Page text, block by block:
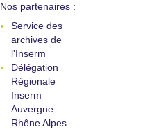
Nos partenaires :
Service des
archives de
l'Inserm
Délégation
Régionale
Inserm
Auvergne
Rhône Alpes